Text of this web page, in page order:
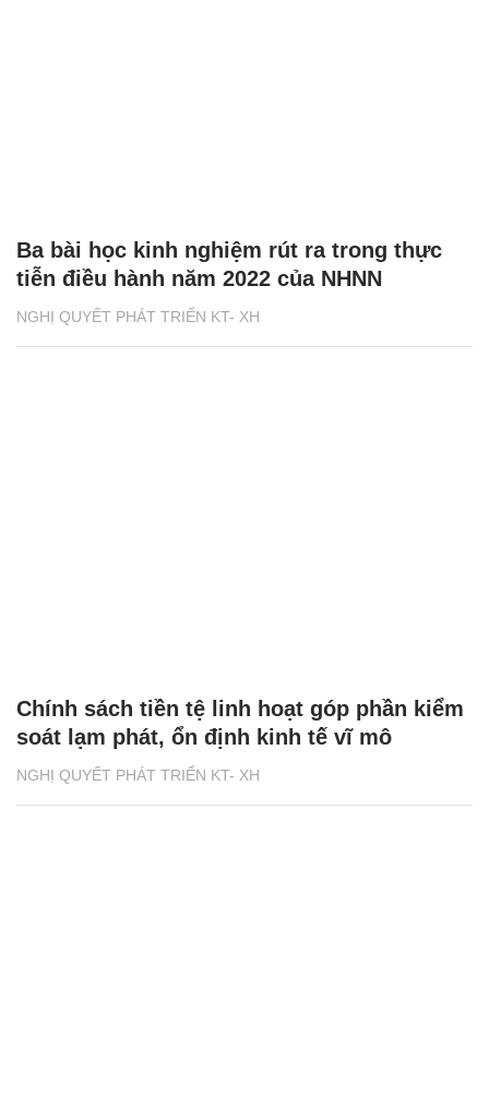
NGHỊ QUYẾT PHÁT TRIỂN KT- XH
Ba bài học kinh nghiệm rút ra trong thực
tiễn điều hành năm 2022 của NHNN
NGHỊ QUYẾT PHÁT TRIỂN KT- XH
Chính sách tiền tệ linh hoạt góp phần kiểm
soát lạm phát, ổn định kinh tế vĩ mô